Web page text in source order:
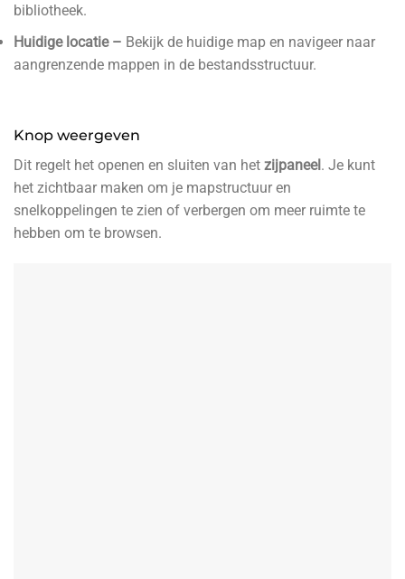
bibliotheek.
Huidige locatie – Bekijk de huidige map en navigeer naar
aangrenzende mappen in de bestandsstructuur.
Knop weergeven
Dit regelt het openen en sluiten van het zijpaneel . Je kunt
het zichtbaar maken om je mapstructuur en
snelkoppelingen te zien of verbergen om meer ruimte te
hebben om te browsen.